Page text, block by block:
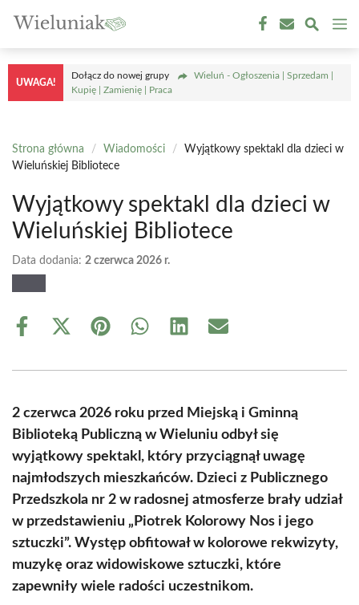
treści
UWAGA!
Dołącz do nowej grupy
Wieluń - Ogłoszenia | Sprzedam |
Kupię | Zamienię | Praca
Strona główna / Wiadomości /
Wyjątkowy spektakl dla dzieci w
Wieluńskiej Bibliotece
Wyjątkowy spektakl dla dzieci w
Wieluńskiej Bibliotece
Data dodania: 2 czerwca 2026 r.
Share
Share
(Twitter)
Share Share Share Share
2 czerwca 2026 roku przed Miejską i Gminną
Biblioteką Publiczną w Wieluniu odbył się
wyjątkowy spektakl, który przyciągnął uwagę
najmłodszych mieszkańców. Dzieci z Publicznego
Przedszkola nr 2 w radosnej atmosferze brały udział
w przedstawieniu „Piotrek Kolorowy Nos i jego
sztuczki”. Występ obfitował w kolorowe rekwizyty,
muzykę oraz widowiskowe sztuczki, które
zapewniły wiele radości uczestnikom.